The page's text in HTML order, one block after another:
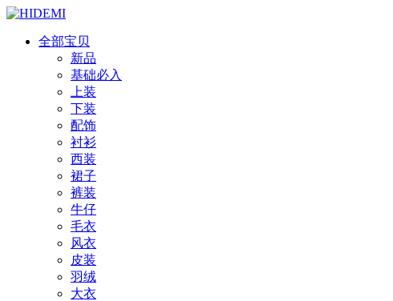
全部宝贝
新品
基础必入
上装
下装
配饰
衬衫
西装
裙子
裤装
牛仔
毛衣
风衣
皮装
羽绒
大衣